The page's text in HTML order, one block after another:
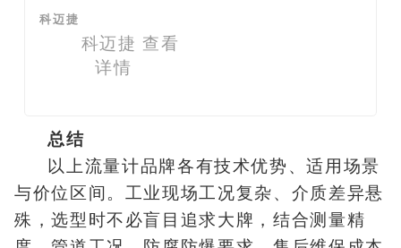
科迈捷
科迈捷 查看
详情
总结
以上流量计品牌各有技术优势、适用场景
与价位区间。工业现场工况复杂、介质差异悬
殊，选型时不必盲目追求大牌，结合测量精